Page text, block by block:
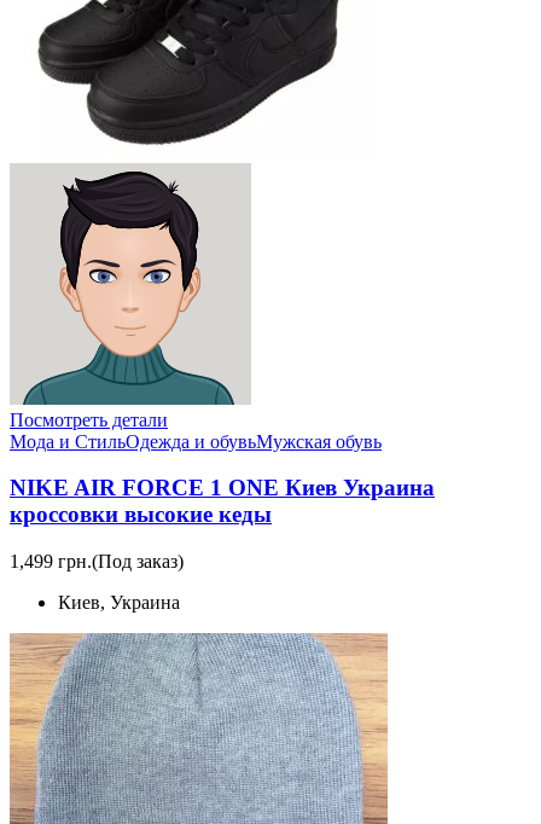
Посмотреть детали
Мода и СтильОдежда и обувьМужская обувь
NIKE AIR FORCE 1 ONE Киев Украина
кроссовки высокие кеды
1,499 грн.(Под заказ)
Киев, Украина